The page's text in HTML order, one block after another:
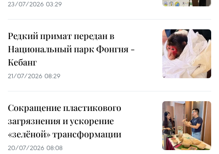
23/07/2026 03:29
Редкий примат передан в
Национальный парк Фонгня -
Кебанг
21/07/2026 08:29
Сокращение пластикового
загрязнения и ускорение
«зелёной» трансформации
20/07/2026 08:08